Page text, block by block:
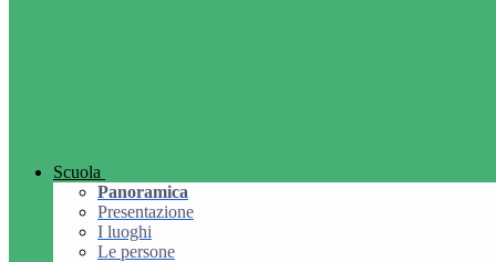
Scuola
Panoramica
Presentazione
I luoghi
Le persone